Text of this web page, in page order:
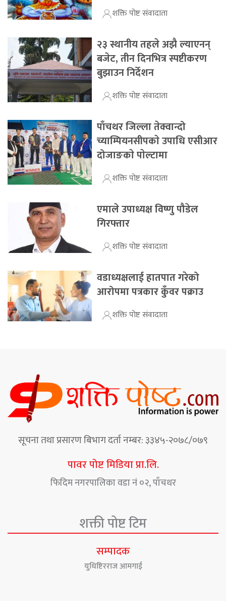
शक्ति पोष्ट संवादाता
२३ स्थानीय तहले अझै ल्याएनन्
बजेट, तीन दिनभित्र स्पष्टीकरण
बुझाउन निर्देशन
शक्ति पोष्ट संवादाता
पाँचथर जिल्ला तेक्वान्दो
च्याम्पियनसीपकाे उपाधि एसीआर
दोजाङकाे पाेल्टामा
शक्ति पोष्ट संवादाता
एमाले उपाध्यक्ष विष्णु पौडेल
गिरफ्तार
शक्ति पोष्ट संवादाता
वडाध्यक्षलाई हातपात गरेको
आरोपमा पत्रकार कुँवर पक्राउ
शक्ति पोष्ट संवादाता
सूचना तथा प्रसारण बिभाग दर्ता नम्बर: ३३४५-२०७८/०७९
पावर पोष्ट मिडिया प्रा.लि.
फिदिम नगरपालिका वडा नं ०२, पाँचथर
शक्ती पोष्ट टिम
सम्पादक
युधिष्टिरराज आमगाई